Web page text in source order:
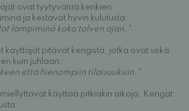
ovat tyytyväisiä kenkien
ja kestävät hyvin kulutusta:
lämpiminä koko talven ajan."
käyttäjät pitävät kengistä, jotka ovat sekä
kuin juhlaan:
että hienompiin tilaisuuksiin."
käyttää pitkiäkin aikoja. Kengät